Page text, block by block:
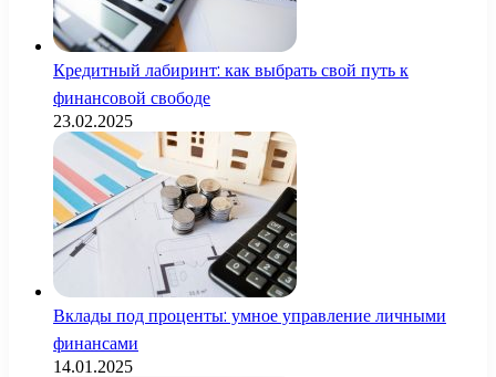
Кредитный лабиринт: как выбрать свой путь к
финансовой свободе
23.02.2025
Вклады под проценты: умное управление личными
финансами
14.01.2025